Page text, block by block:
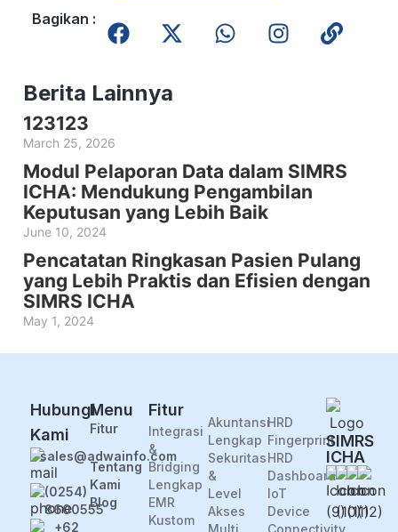
Bagikan :
Berita Lainnya
123123
March 25, 2026
Modul Pelaporan Data dalam SIMRS
ICHA: Mendukung Pengambilan
Keputusan yang Lebih Baik
June 10, 2024
Pencatatan Ringkasan Pasien Pulang
yang Lebih Praktis dan Efisien dengan
SIMRS ICHA
May 1, 2024
Hubungi
Kami
sales@adwainfo.com
(0254)
8600555
+62
Menu
Fitur
Tentang
Kami
Blog
Fitur
Integrasi
&
Bridging
Lengkap
EMR
Kustom
Akuntansi
Lengkap
Sekuritas
&
Level
Akses
Multi
HRD
Fingerprint
HRD
Dashboard
IoT
Device
Connectivity
SIMRS
ICHA